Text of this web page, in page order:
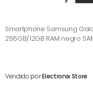
Smartphone Samsung
256GB/12GB RAM negro
Vendido porElectronix Store